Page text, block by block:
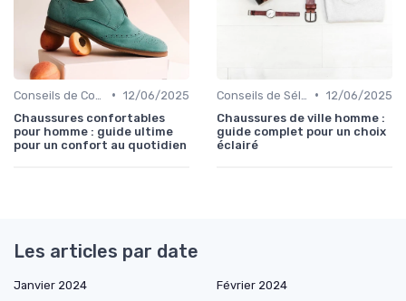
• 12/06/2025
Chaussures confortables
pour homme : guide ultime
pour un confort au quotidien
• 12/06/2025
Chaussures de ville homme :
guide complet pour un choix
éclairé
Les articles par date
Janvier 2024
Février 2024